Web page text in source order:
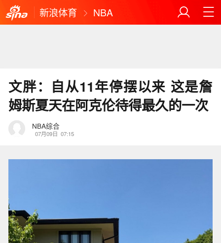
新浪体育 NBA
文胖：自从11年停摆以来 这是詹
姆斯夏天在阿克伦待得最久的一次
NBA综合
07月09日 07:15